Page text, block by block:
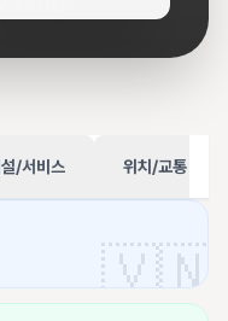
/서비스 위치/교통
🇻🇳